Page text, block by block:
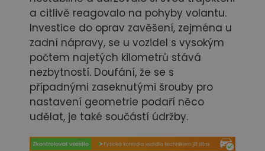
a citlivě reagovalo na pohyby volantu.
Investice do oprav zavěšení, zejména u
zadní nápravy, se u vozidel s vysokým
počtem najetých kilometrů stává
nezbytností. Doufání, že se s
případnými zaseknutými šrouby pro
nastavení geometrie podaří něco
udělat, je také součástí údržby.